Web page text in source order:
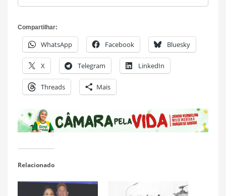
Compartilhar:
WhatsApp Facebook Bluesky
X Telegram LinkedIn
Threads Mais
Relacionado